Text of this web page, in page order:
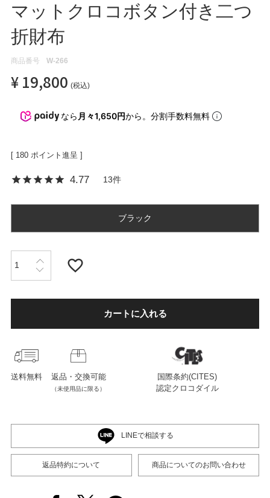
ディース
ランド
ンキング
ルマガ登録・解除
定商取引法に基づく表示
マットクロコボタン付き二つ
折財布
商品番号 W-266
¥ 19,800 税込
なら 月々1,650円から。分割手数料無料
[ 180 ポイント進呈 ]
4.77 13
ブラック
カートに入れる
送料無料 返品・交換可能
（未使用品に限る）
国際条約(CITES)
認定クロコダイル
LINEで相談する
返品特約について 商品についてのお問い合わせ